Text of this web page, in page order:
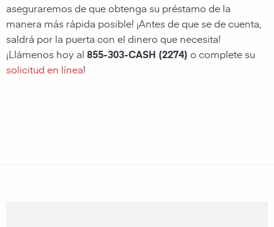
aseguraremos de que obtenga su préstamo de la
manera más rápida posible! ¡Antes de que se de cuenta,
saldrá por la puerta con el dinero que necesita!
¡Llámenos hoy al 855-303-CASH (2274) o complete su
solicitud en línea!